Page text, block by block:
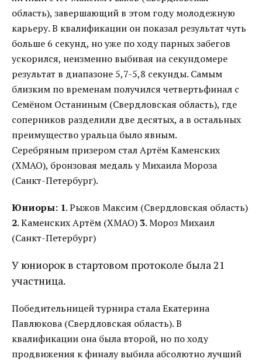
область), завершающий в этом году молодежную
карьеру. В квалификации он показал результат чуть
больше 6 секунд, но уже по ходу парных забегов
ускорился, неизменно выбивая на секундомере
результат в диапазоне 5,7-5,8 секунды. Самым
близким по временам получился четвертьфинал с
Семёном Останиным (Свердловская область), где
соперников разделили две десятых, а в остальных
преимущество уральца было явным.
Серебряным призером стал Артём Каменских
(ХМАО), бронзовая медаль у Михаила Мороза
(Санкт-Петербург).
Юниоры: 1. Рыжов Максим (Свердловская область)
2. Каменских Артём (ХМАО) 3. Мороз Михаил
(Санкт-Петербург)
У юниорок в стартовом протоколе была 21
участница.
Победительницей турнира стала Екатерина
Павлюкова (Свердловская область). В
квалификации она была второй, но по ходу
продвижения к финалу выбила абсолютно лучший